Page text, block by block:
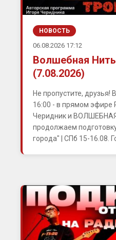
НОВОСТЬ
06.08.2026 17:12
Волшебная
(7.08.2026)
Не пропустите, друзья!
16:00 - в прямом
Черидник и
продолжаем
города" | СПб 15-16.08.